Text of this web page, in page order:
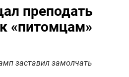
преподать
«питомцам»
заставил замолчать